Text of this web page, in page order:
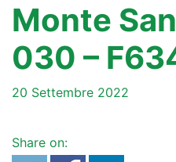
Monte
030 –
20 Settembre 2022
Share on: